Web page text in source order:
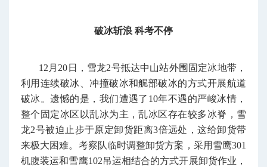
破冰斩浪 科考不停
12月20日，雪龙2号抵达中山站外围固定冰地带，
利用连续破冰、冲撞破冰和艉部破冰的方式开展航道
破冰。遗憾的是，我们遭遇了10年不遇的严峻冰情，
整个固定冰区以乱冰为主，乱冰区存在较多冰脊，雪
龙2号被迫止步于原定卸货距离3倍远处，这给卸货带
来极大困难。考察队临时调整卸货方案，采用雪鹰301
机腹装运和雪鹰102吊运相结合的方式开展卸货作业，